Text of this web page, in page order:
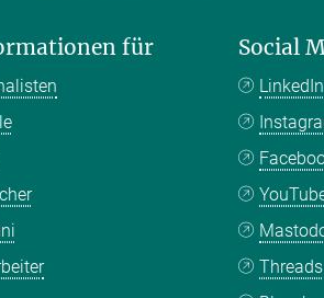
für Social
LinkedIn
Threads